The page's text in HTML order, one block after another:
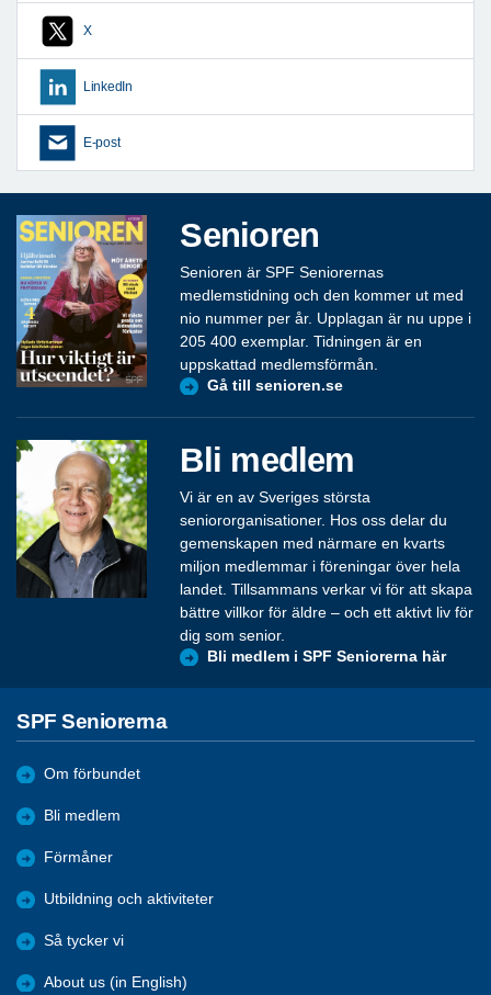
X
LinkedIn
E-post
Senioren
Senioren är SPF Seniorernas
medlemstidning och den kommer ut med
nio nummer per år. Upplagan är nu uppe i
205 400 exemplar. Tidningen är en
uppskattad medlemsförmån.
Gå till senioren.se
Bli medlem
Vi är en av Sveriges största
seniororganisationer. Hos oss delar du
gemenskapen med närmare en kvarts
miljon medlemmar i föreningar över hela
landet. Tillsammans verkar vi för att skapa
bättre villkor för äldre – och ett aktivt liv för
dig som senior.
Bli medlem i SPF Seniorerna här
SPF Seniorerna
Om förbundet
Bli medlem
Förmåner
Utbildning och aktiviteter
Så tycker vi
About us (in English)